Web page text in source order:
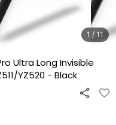
1 / 11
Ultra Long Invisible
YZ520 - Black